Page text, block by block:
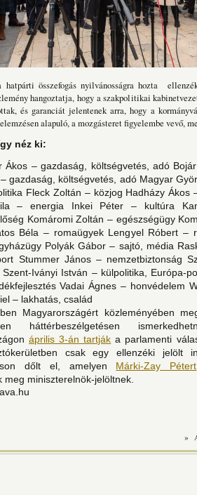
hatpárti összefogás nyilvánosságra hozta
hangoztatja, hogy a szakpolitikai
és garanciát jelentenek arra, hogy a
alapuló, a mozgásteret figyelembe vevő,
néz ki:
Ákos – gazdaság, költségvetés, adó
gazdaság, költségvetés, adó Magyar
Fleck Zoltán – közjog Hadházy Ákos
– energia Inkei Péter – kultúra
Komáromi Zoltán – egészségügy
Béla – romaügyek Lengyel Róbert –
Polyák Gábor – sajtó, média
Stummer János – nemzetbiztonság
Szent-Iványi István – külpolitika, Európa-
Vadai Ágnes – honvédelem
– lakhatás, család
Magyarországért közleményében
háttérbeszélgetésen
április 3-án tartják a parlamenti
csak egy ellenzéki jelölt
dőlt el, amelyen Márki-Zay Pétert
meg miniszterelnök-jelöltnek.
»